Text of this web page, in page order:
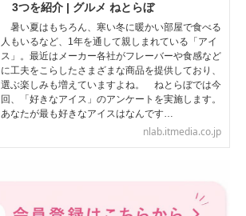
3つを紹介 | グルメ ねとらぼ
暑い夏はもちろん、寒い冬に暖かい部屋で食べる
人もいるなど、1年を通して親しまれている「アイ
ス」。最近はメーカー各社がフレーバーや食感など
に工夫をこらしたさまざまな商品を提供しており、
選ぶ楽しみも増えていますよね。 ねとらぼでは今
回、「好きなアイス」のアンケートを実施します。
あなたが最も好きなアイスはなんです…
nlab.itmedia.co.jp